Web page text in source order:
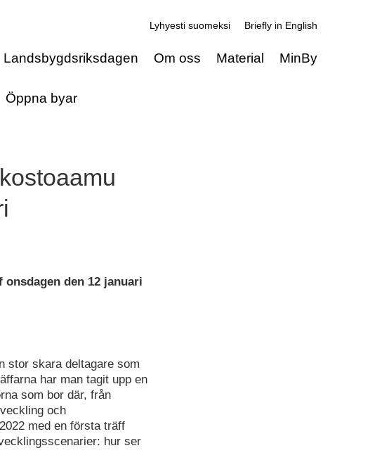
Lyhyesti suomeksi Briefly in English
Landsbygdsriksdagen Om oss Material MinBy
Öppna byar
den 12 januari
stor skara deltagare som
har man tagit upp en
som bor där, från
och
med en första träff
hur ser